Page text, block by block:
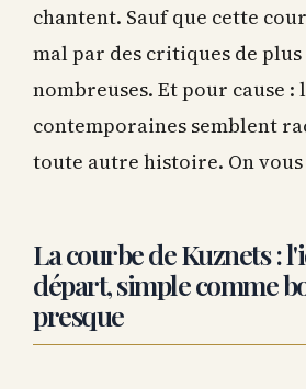
chantent. Sauf que cette
mal par des critiques de plus
nombreuses. Et pour cause :
contemporaines semblent
toute autre histoire. On
La courbe de Kuznets :
départ, simple comme
presque